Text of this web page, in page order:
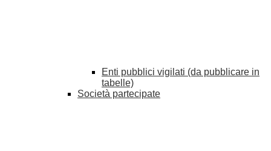
Enti pubblici vigilati (da pubblicare in
tabelle)
Società partecipate